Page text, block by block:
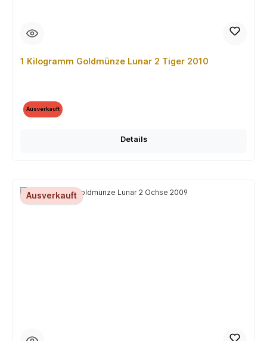
1 Kilogramm Goldmünze Lunar 2 Tiger 2010
Ausverkauft
Details
Ausverkauft